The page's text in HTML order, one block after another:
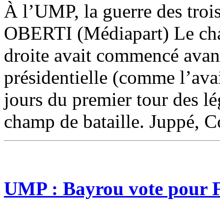
…
À l’UMP, la guerre des
OBERTI (Médiapart) Le
droite avait commencé
présidentielle (comme
jours du premier tour des
champ de bataille. Juppé,
UMP : Bayrou vote pour